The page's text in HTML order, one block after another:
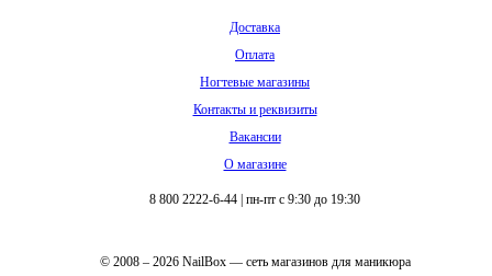
Доставка
Оплата
Ногтевые магазины
Контакты и реквизиты
Вакансии
О магазине
8 800 2222-6-44 пн-пт с 9:30 до 19:30
© 2008 – 2026 NailBox — сеть магазинов для маникюра